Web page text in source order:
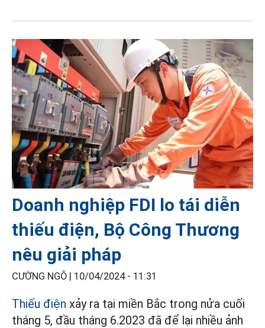
Doanh nghiệp FDI lo tái diễn
thiếu điện, Bộ Công Thương
nêu giải pháp
CƯỜNG NGÔ | 10/04/2024 - 11:31
Thiếu điện xảy ra tại miền Bắc trong nửa cuối
tháng 5, đầu tháng 6.2023 đã để lại nhiều ảnh